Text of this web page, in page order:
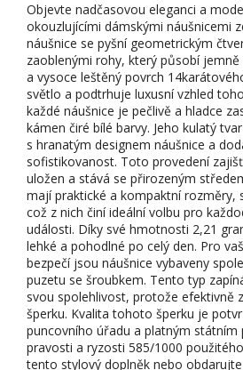
Objevte nadčasovou eleganci a
okouzlujícími dámskými náušnicemi
náušnice se pyšní geometrickým
zaoblenými rohy, který působí
a vysoce leštěný povrch
světlo a podtrhuje luxusní vzhled
každé náušnice je pečlivě a hladce
kámen čiré bílé barvy. Jeho kulatý
s hranatým designem náušnice a
sofistikovanost. Toto provedení
uložen a stává se přirozeným
mají praktické a kompaktní rozměry,
což z nich činí ideální volbu pro
události. Díky své hmotnosti 2,21
lehké a pohodlné po celý den. Pro
bezpečí jsou náušnice vybaveny
puzetu se šroubkem. Tento typ
svou spolehlivost, protože efektivně
šperku. Kvalita tohoto šperku je
puncovního úřadu a platným státním
pravosti a ryzosti 585/1000
tento stylový doplněk nebo